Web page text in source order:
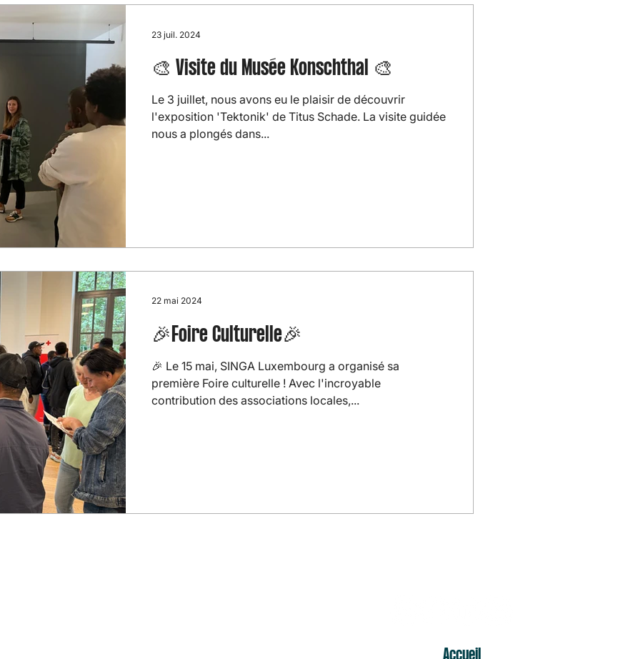
🎨 Visite du Musée Konschthal 🎨
Le 3 juillet, nous avons eu le plaisir de découvrir
l'exposition 'Tektonik' de Titus Schade. La visite guidée
nous a plongés dans...
23 juil. 2024
🎉Foire Culturelle🎉
🎉 Le 15 mai, SINGA Luxembourg a organisé sa
première Foire culturelle ! Avec l'incroyable
contribution des associations locales,...
22 mai 2024